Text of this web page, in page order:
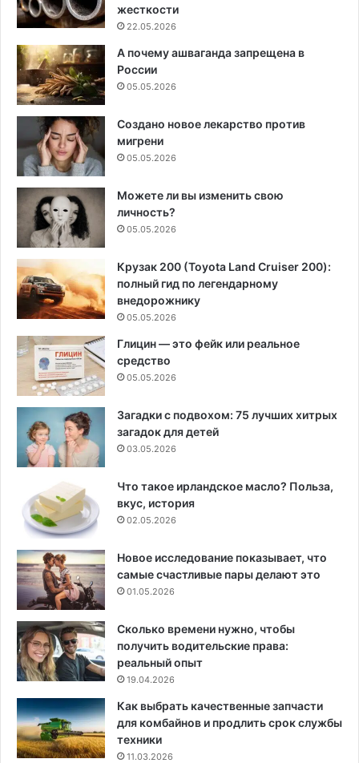
жесткости
22.05.2026
А почему ашваганда запрещена в
России
05.05.2026
Создано новое лекарство против
мигрени
05.05.2026
Можете ли вы изменить свою
личность?
05.05.2026
Крузак 200 (Toyota Land Cruiser 200):
полный гид по легендарному
внедорожнику
05.05.2026
Глицин — это фейк или реальное
средство
05.05.2026
Загадки с подвохом: 75 лучших хитрых
загадок для детей
03.05.2026
Что такое ирландское масло? Польза,
вкус, история
02.05.2026
Новое исследование показывает, что
самые счастливые пары делают это
01.05.2026
Сколько времени нужно, чтобы
получить водительские права:
реальный опыт
19.04.2026
Как выбрать качественные запчасти
для комбайнов и продлить срок службы
техники
11.03.2026